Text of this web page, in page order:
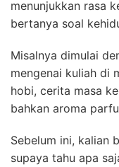
menunjukkan rasa
bertanya soal
Misalnya dimulai
mengenai kuliah di
hobi, cerita masa
bahkan aroma
Sebelum ini, kalian
supaya tahu apa